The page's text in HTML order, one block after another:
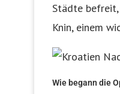
Städte
Knin, einem
Wie begann die